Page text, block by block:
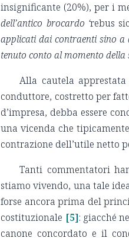
insignificante (20%), per i
dell’antico brocardo ‘rebus
applicati dai contraenti sino a
tenuto conto al momento della
Alla cautela
conduttore, costretto per
d’impresa, debba essere
una vicenda che
contrazione dell’utile netto
Tanti commentatori
stiamo vivendo, una tale
forse ancora prima del
costituzionale [5]: giacché
canone concordato e il